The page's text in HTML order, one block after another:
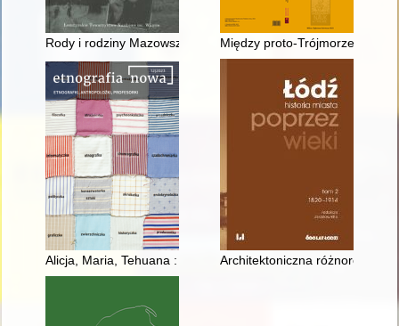
Rody i rodziny Mazowsza i Podlasia : źródła. T. 4 cz. 1
Między proto-Trójmorzem a
Alicja, Maria, Tehuana : meksykańskie transpozycje wystawy
Architektoniczna różnorodność